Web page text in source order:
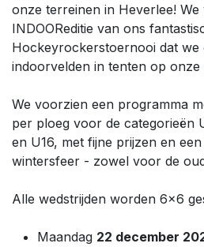
onze terreinen in Heverlee! We
INDOOReditie van ons
Hockeyrockerstoernooi dat we
indoorvelden in tenten op onze
We voorzien een programma
per ploeg voor de categorieën
en U16, met fijne prijzen en
wintersfeer - zowel voor de
Alle wedstrijden worden 6x6
Maandag 22 december